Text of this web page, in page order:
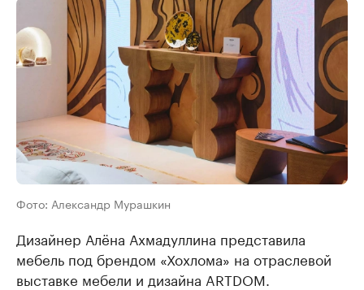
Фото: Александр Мурашкин
Дизайнер Алёна Ахмадуллина представила
мебель под брендом «Хохлома» на отраслевой
выставке мебели и дизайна ARTDOM.